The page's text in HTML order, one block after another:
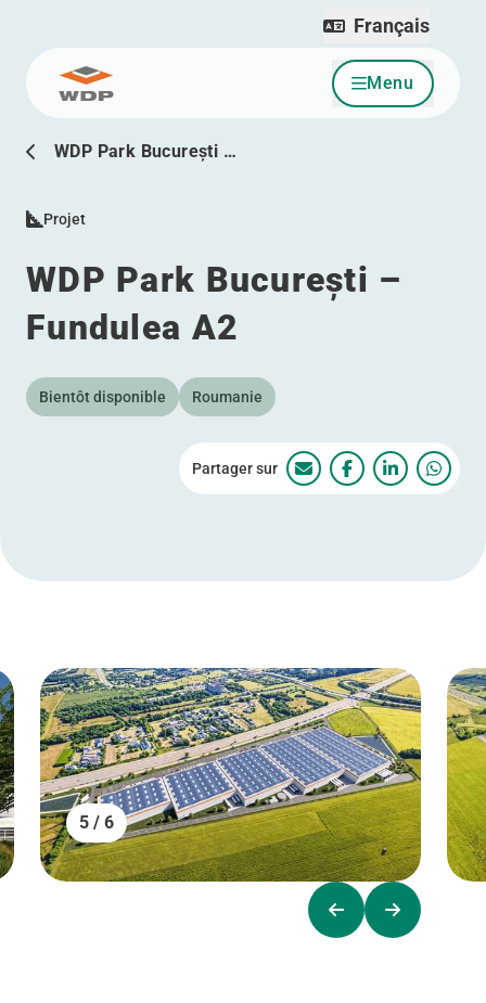
Allez au contenu Menu
Français
WDP Park București …
Projet
WDP Park București –
Fundulea A2
Bientôt disponible Roumanie
Partager sur WDP Park București –
WDP ParkWDP Park
WDP
5 / 6